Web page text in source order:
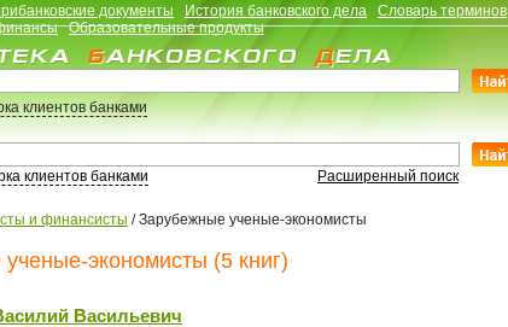
документы История банковского дела
Словарь терминов
Образовательные продукты
клиентов банками
клиентов банками Расширенный поиск
и финансисты /Зарубежные ученые-экономисты
экономисты (5 книг)
Васильевич